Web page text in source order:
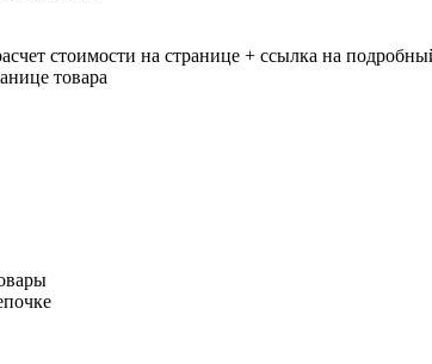
стоимости на странице + ссылка на
товара